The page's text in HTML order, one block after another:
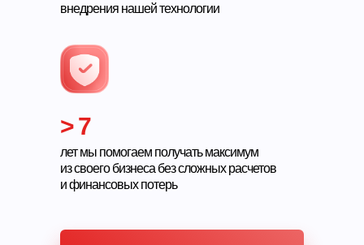
внедрения нашей технологии
лет мы помогаем получать максимум
из своего бизнеса без сложных расчетов
и финансовых потерь
> 7